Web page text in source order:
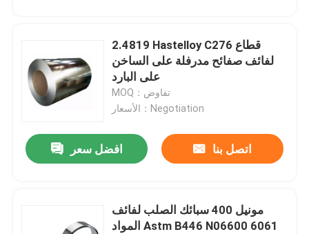
2.4819 Hastelloy C276 قطاع
لفائف صفائح مدرفلة على الساخن
على البارد
MOQ：تفاوض
الأسعار：Negotiation
افضل سعر اتصل بنا
مونيل 400 سبائك الصلب لفائف
المواد Astm B446 N06600 6061